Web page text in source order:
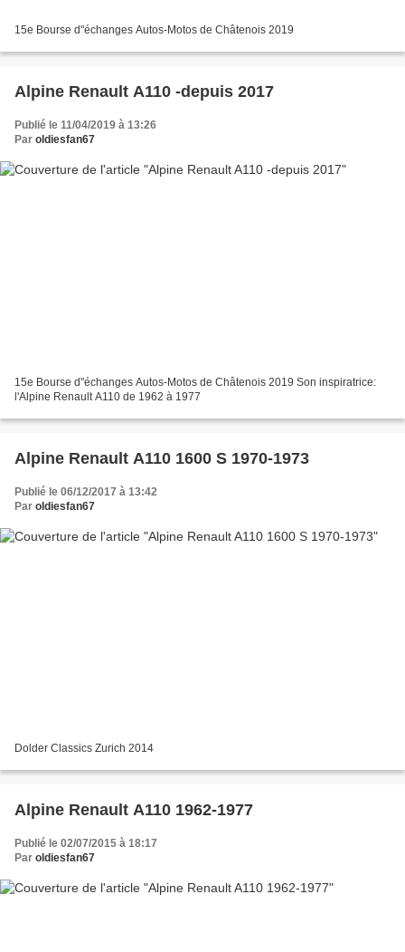
15e Bourse d"échanges Autos-Motos de Châtenois 2019
Alpine Renault A110 -depuis 2017
Publié le 11/04/2019 à 13:26
Par oldiesfan67
15e Bourse d"échanges Autos-Motos de Châtenois 2019 Son inspiratrice:
l'Alpine Renault A110 de 1962 à 1977
Alpine Renault A110 1600 S 1970-1973
Publié le 06/12/2017 à 13:42
Par oldiesfan67
Dolder Classics Zurich 2014
Alpine Renault A110 1962-1977
Publié le 02/07/2015 à 18:17
Par oldiesfan67